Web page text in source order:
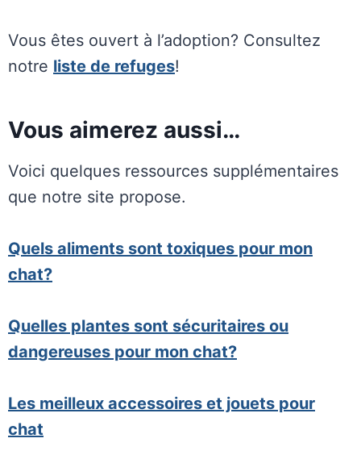
Vous êtes ouvert à l’adoption? Consultez
notre liste de refuges!
Vous aimerez aussi…
Voici quelques ressources supplémentaires
que notre site propose.
Quels aliments sont toxiques pour mon
chat?
Quelles plantes sont sécuritaires ou
dangereuses pour mon chat?
Les meilleux accessoires et jouets pour
chat